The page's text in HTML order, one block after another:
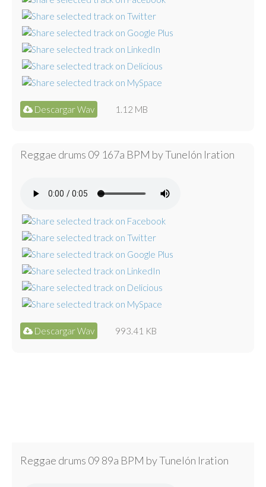
Descargar Wav 1.12 MB
Reggae drums 09 167a BPM by Tunelón Iration
Descargar Wav 993.41 KB
Reggae drums 09 89a BPM by Tunelón Iration